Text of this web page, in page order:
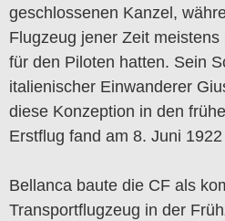
geschlossenen Kanzel,
Flugzeug jener Zeit
für den Piloten hatten. Sein
italienischer Einwanderer
diese Konzeption in den
Erstflug fand am 8. Juni
Bellanca baute die CF als
Transportflugzeug in der